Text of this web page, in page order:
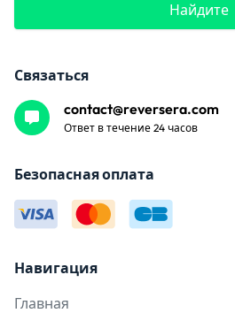
Найдите
Навигация
Главная
Связаться
contact@reversera.com
Ответ в течение 24 часов
Безопасная оплата